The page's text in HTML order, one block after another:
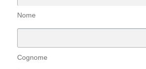
Nome
Cognome